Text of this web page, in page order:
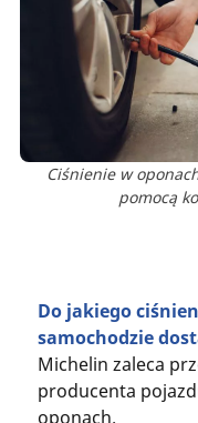
Ciśnienie w
pomocą
Do jakiego
samochodzie
Michelin zaleca
producenta
oponach.